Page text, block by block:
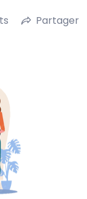
Partager